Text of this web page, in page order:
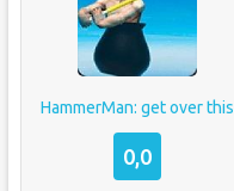
HammerMan: get over this
0,0